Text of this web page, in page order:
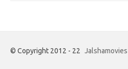
© Copyright 2012 - 22 Jalshamovies